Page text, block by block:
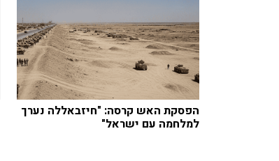
הפסקת האש קרסה: "חיזבאללה נערך
למלחמה עם ישראל"